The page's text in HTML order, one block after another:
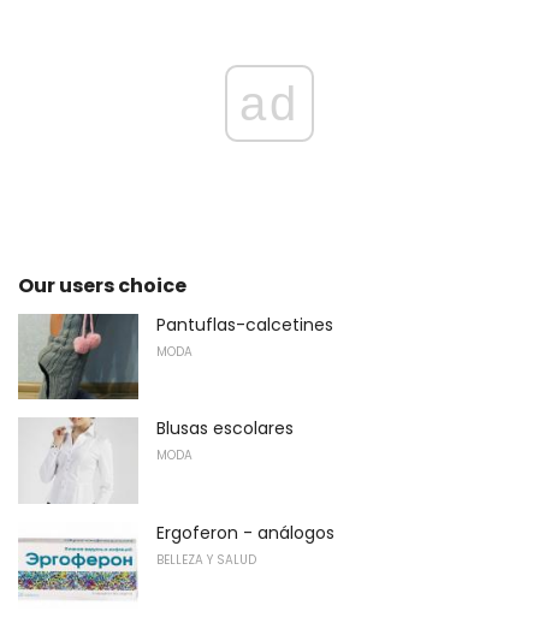
ad
Our users choice
Pantuflas-calcetines
MODA
Blusas escolares
MODA
Ergoferon - análogos
BELLEZA Y SALUD